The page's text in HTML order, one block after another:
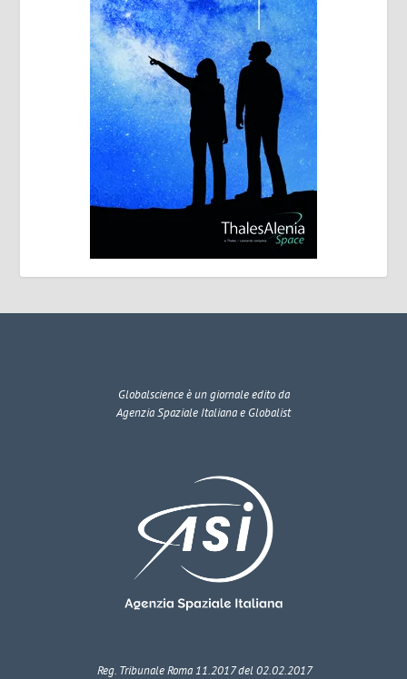
Globalscienceè un giornale edito da
Agenzia Spaziale Italiana e Globalist
Reg. Tribunale Roma 11.2017 del 02.02.2017